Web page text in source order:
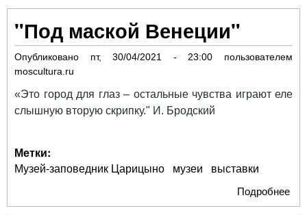
"Под маской Венеции"
Опубликовано пт, 30/04/2021 - 23:00 пользователем
moscultura.ru
«Это город для глаз – остальные чувства играют еле
слышную вторую скрипку." И. Бродский
Метки:
Музей-заповедник Царицыно музеи
выставки
Подробнее